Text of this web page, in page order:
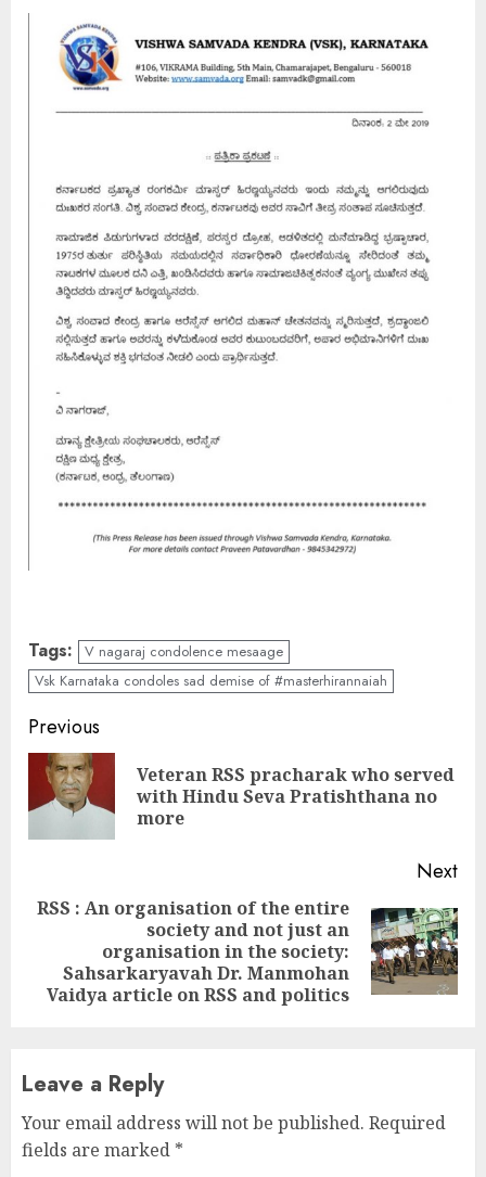
Tags:
V nagaraj condolence mesaage
Vsk Karnataka condoles sad demise of #masterhirannaiah
Continue
Reading
Previous
Veteran RSS pracharak who served
with Hindu Seva Pratishthana no
more
Next
post:
RSS : An organisation of the entire
society and not just an
organisation in the society:
Sahsarkaryavah Dr. Manmohan
Vaidya article on RSS and politics
Leave a Reply
Your email address will not be published. Required
fields are marked *